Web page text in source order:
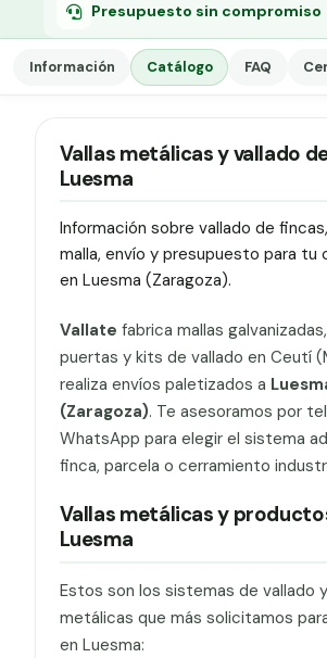
Presupuesto sin compromiso
Información Catálogo FAQ
Vallas metálicas y vallado
Luesma
Información sobre vallado de
malla, envío y presupuesto para tu
en Luesma (Zaragoza).
Vallate fabrica mallas
puertas y kits de vallado en Ceutí
realiza envíos paletizados a
(Zaragoza). Te asesoramos por
WhatsApp para elegir el sistema
finca, parcela o cerramiento
Vallas metálicas y
Luesma
Estos son los sistemas de vallado
metálicas que más solicitamos
en Luesma: